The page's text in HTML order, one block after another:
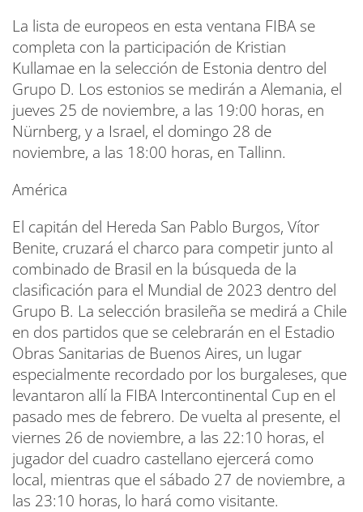
La lista de europeos en esta ventana FIBA se
completa con la participación de Kristian
Kullamae en la selección de Estonia dentro del
Grupo D. Los estonios se medirán a Alemania, el
jueves 25 de noviembre, a las 19:00 horas, en
Nürnberg, y a Israel, el domingo 28 de
noviembre, a las 18:00 horas, en Tallinn.
América
El capitán del Hereda San Pablo Burgos, Vítor
Benite, cruzará el charco para competir junto al
combinado de Brasil en la búsqueda de la
clasificación para el Mundial de 2023 dentro del
Grupo B. La selección brasileña se medirá a Chile
en dos partidos que se celebrarán en el Estadio
Obras Sanitarias de Buenos Aires, un lugar
especialmente recordado por los burgaleses, que
levantaron allí la FIBA Intercontinental Cup en el
pasado mes de febrero. De vuelta al presente, el
viernes 26 de noviembre, a las 22:10 horas, el
jugador del cuadro castellano ejercerá como
local, mientras que el sábado 27 de noviembre, a
las 23:10 horas, lo hará como visitante.